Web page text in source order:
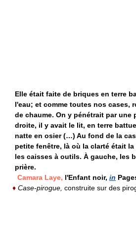
Elle était faite de briques en terre
l'eau; et comme toutes nos cases,
de chaume. On y pénétrait par une
droite, il y avait le lit, en terre
natte en osier (…) Au fond de la
petite fenêtre, là où la clarté était
les caisses à outils. À gauche, les
prière.
Camara Laye, l'Enfant noir, in
♦ Case-pirogue, construite sur des